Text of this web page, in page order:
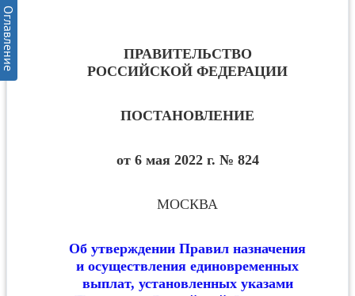
Оглавление